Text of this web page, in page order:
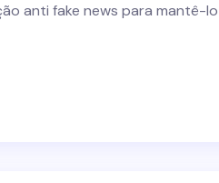
anti fake news para mantê-